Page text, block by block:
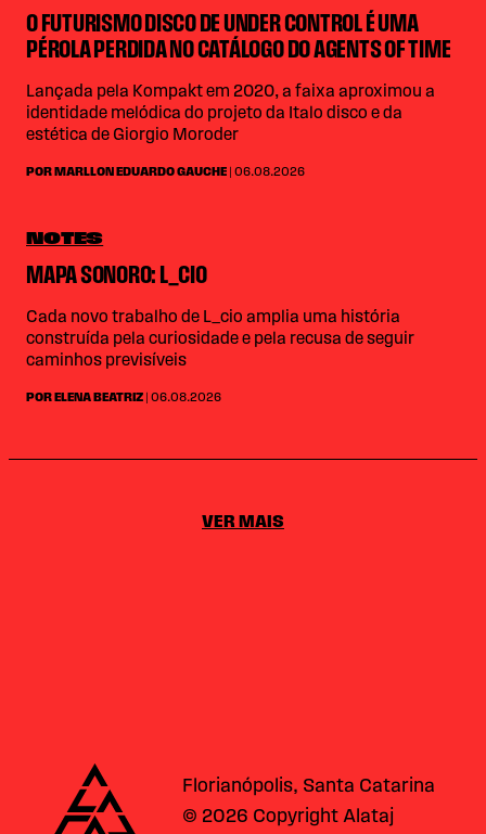
O FUTURISMO DISCO DE UNDER CONTROL É UMA
PÉROLA PERDIDA NO CATÁLOGO DO AGENTS OF TIME
Lançada pela Kompakt em 2020, a faixa aproximou a
identidade melódica do projeto da Italo disco e da
estética de Giorgio Moroder
POR MARLLON EDUARDO GAUCHE | 06.08.2026
NOTES
MAPA SONORO: L_CIO
Cada novo trabalho de L_cio amplia uma história
construída pela curiosidade e pela recusa de seguir
caminhos previsíveis
POR ELENA BEATRIZ | 06.08.2026
VER MAIS
Alataj
Florianópolis, Santa Catarina
© 2026 Copyright Alataj